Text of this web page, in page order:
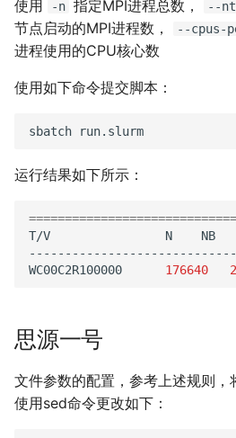
使用 -n 指定MPI进程总数， --
节点启动的MPI进程数，
--cpus-
进程使用的CPU核心数
使用如下命令提交脚本：
sbatch
运行结果如下所示：
T/V
N NB
WC00C2R100000
176640
思源一号
文件参数的配置，参考上述规则，
使用sed命令更改如下：